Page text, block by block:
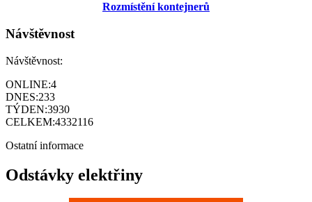
Rozmístění kontejnerů
Návštěvnost
Návštěvnost:
ONLINE:4
DNES:233
TÝDEN:3930
CELKEM:4332116
Ostatní informace
Odstávky elektřiny